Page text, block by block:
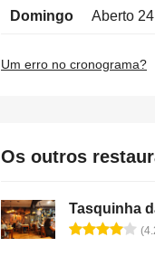
Domingo Aberto
Um erro no cronograma?
Os outros
Tasquinha